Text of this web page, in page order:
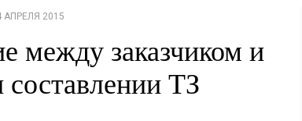
АПРЕЛЯ 2015
между заказчиком и
ТЗ